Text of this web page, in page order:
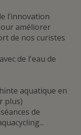
l’innovation
améliorer
de nos curistes
de l'eau de
aquatique en
plus)
de